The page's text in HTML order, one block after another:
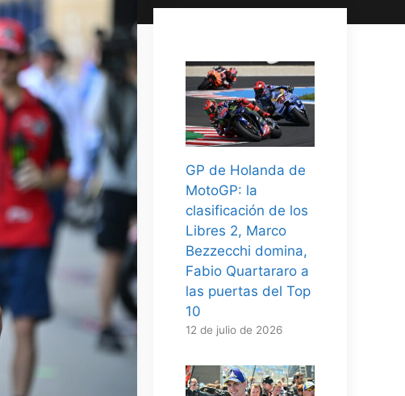
GP de Holanda de
MotoGP: la
clasificación de los
Libres 2, Marco
Bezzecchi domina,
Fabio Quartararo a
las puertas del Top
10
12 de julio de 2026